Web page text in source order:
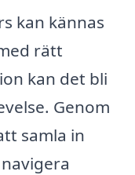
kan kännas
rätt
kan det bli
Genom
samla in